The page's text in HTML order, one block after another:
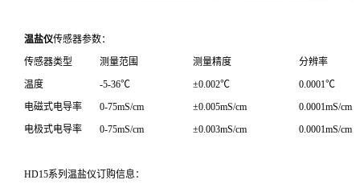
温盐仪传感器参数：
传感器类型
测量范围 测量精度
分辨率
温度
-5-36℃ ±0.002℃
0.0001℃
电磁式电导率
0-75mS/cm ±0.005mS/cm
0.0001mS/cm
电极式电导率
0-75mS/cm ±0.003mS/cm 0.0001mS/cm
HD15系列温盐仪订购信息：